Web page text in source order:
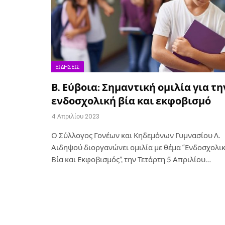
ΕΙΔΉΣΕΙΣ
Β. Εύβοια: Σημαντική ομιλία για
ενδοσχολική βία και εκφοβισμό
4 Απριλίου 2023
Ο Σύλλογος Γονέων και Κηδεμόνων Γυμνασίου Λ.
Αιδηψού διοργανώνει ομιλία με θέμα
Βία και Εκφοβισμός”, την Τετάρτη 5 Απριλίου…